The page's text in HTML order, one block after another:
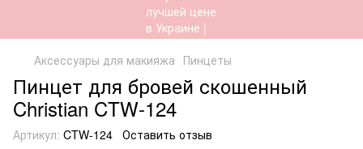
Аксессуары для макияжа Пинцеты
Пинцет для бровей скошенный
Christian CTW-124
Артикул: CTW-124 Оставить отзыв